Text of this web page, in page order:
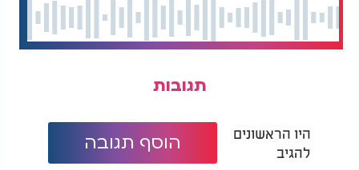
תגובות
היו הראשונים
להגיב
הוסף תגובה